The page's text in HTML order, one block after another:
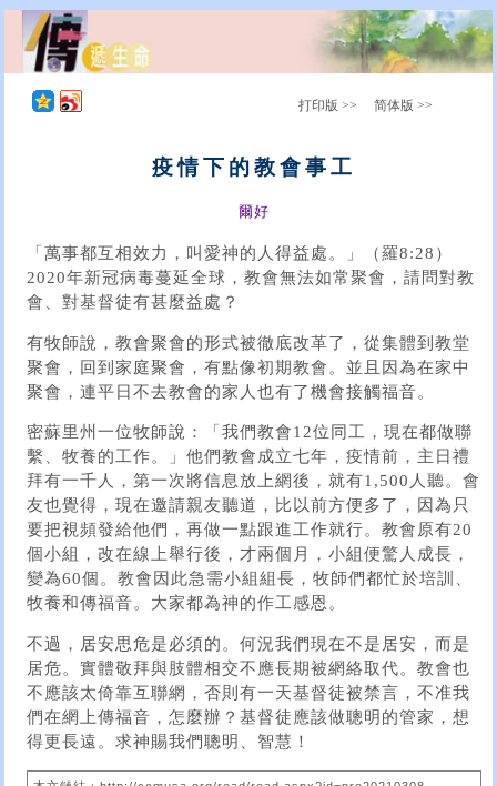
打印版 >> 简体版 >>
疫情下的教會事工
爾好
「萬事都互相效力，叫愛神的人得益處。」（羅8:28）
2020年新冠病毒蔓延全球，教會無法如常聚會，請問對教
會、對基督徒有甚麼益處？
有牧師說，教會聚會的形式被徹底改革了，從集體到教堂
聚會，回到家庭聚會，有點像初期教會。並且因為在家中
聚會，連平日不去教會的家人也有了機會接觸福音。
密蘇里州一位牧師說：「我們教會12位同工，現在都做聯
繫、牧養的工作。」他們教會成立七年，疫情前，主日禮
拜有一千人，第一次將信息放上網後，就有1,500人聽。會
友也覺得，現在邀請親友聽道，比以前方便多了，因為只
要把視頻發給他們，再做一點跟進工作就行。教會原有20
個小組，改在線上舉行後，才兩個月，小組便驚人成長，
變為60個。教會因此急需小組組長，牧師們都忙於培訓、
牧養和傳福音。大家都為神的作工感恩。
不過，居安思危是必須的。何況我們現在不是居安，而是
居危。實體敬拜與肢體相交不應長期被網絡取代。教會也
不應該太倚靠互聯網，否則有一天基督徒被禁言，不准我
們在網上傳福音，怎麼辦？基督徒應該做聰明的管家，想
得更長遠。求神賜我們聰明、智慧！